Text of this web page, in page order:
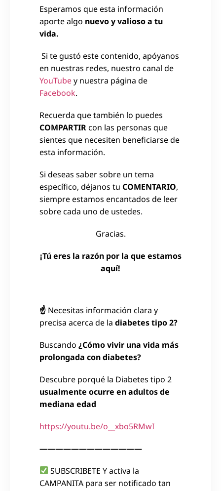
Esperamos que esta información
aporte algo nuevo y valioso a tu
vida.
Si te gustó este contenido, apóyanos
en nuestras redes, nuestro canal de
YouTubey nuestra página de
Facebook.
Recuerda que también lo puedes
COMPARTIRcon las personas que
sientes que necesiten beneficiarse de
esta información.
Si deseas saber sobre un tema
específico, déjanos tu COMENTARIO,
siempre estamos encantados de leer
sobre cada uno de ustedes.
Gracias.
¡Tú eres la razón por la que estamos
aquí!
☝ Necesitas información clara y
precisa acerca de la diabetes tipo 2?
Buscando ¿Cómo vivir una vida más
prolongada con diabetes?
Descubre porqué la Diabetes tipo 2
usualmente ocurre en adultos de
mediana edad
https://youtu.be/o__xbo5RMwI
—————————————
SUBSCRIBETE Y activa la
CAMPANITA para ser notificado tan